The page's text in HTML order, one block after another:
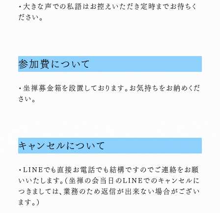
・大きな声での私語はお控えいただき定時までお待ちく
ださい。
参加費について
・坐禅募金箱を設置しております。お気持ちをお納めくだ
さい。
キャンセルについて
・LINEでも直接お電話でも結構ですのでご連絡をお願
いいたします。（坐禅の会当日のLINEでのキャンセルに
つきましては、業務のため返信が出来ない場合がござい
ます。）